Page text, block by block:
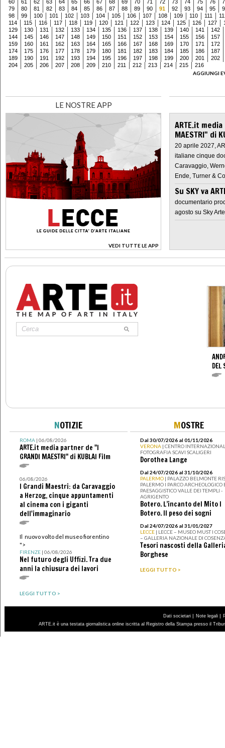
60 61 62 63 64 65 66 67 68 69 70 71 72 73 74 75 76
79
80 81 82 83 84 85 86 87 88 89 90 91 92 93 94 95
98
99 100 101 102 103 104 105 106 107 108 109 110 111
114
115 116 117 118 119 120 121 122 123 124 125 126 127
129
130 131 132 133 134 135 136 137 138 139 140 141
142
144
145 146 147 148 149 150 151 152 153 154 155 156
157
159
160 161 162 163 164 165 166 167 168 169 170 171
172
174
175 176 177 178 179 180 181 182 183 184 185 186
187
189
190 191 192 193 194 195 196 197 198 199 200 201
202
204
205 206 207 208 209 210 211 212 213 214 215
216
AGGIUNGI
LE NOSTRE APP
VEDI TUTTE LE APP
>
ARTE.it
MAESTRI" di
20 aprile 2027,
italiane cinque
Caravaggio,
Ende, Turner &
Su SKY va
documentario
agosto su Sky Arte
DEL
NOTIZIE
ROMA| 06/08/2026
ARTE.it media partner de "I
GRANDI MAESTRI" di KUBLAI Film
06/08/2026
I Grandi Maestri: da Caravaggio
a Herzog, cinque appuntamenti
al cinema con i giganti
dell'immaginario
Il nuovo volto del museo fiorentino
">
FIRENZE| 06/08/2026
Nel futuro degli Uffizi. Tra due
anni la chiusura dei lavori
LEGGI TUTTO >
MOSTRE
Dal 30/07/2026 al 01/11/2026
VERONA | CENTRO
FOTOGRAFIA SCAVI SCALIGERI
Dorothea Lange
Dal 24/07/2026 al 31/10/2026
PALERMO | PALAZZO BELMONTE
PALERMO I PARCO ARCHEOLOGICO
PAESAGGISTICO VALLE DEI TEMPLI -
AGRIGENTO
Botero. L’incanto del Mito I
Botero. Il peso dei sogni
Dal 24/07/2026 al 31/01/2027
LECCE | LECCE – MUSEO MUST I
– GALLERIA NAZIONALE DI
Tesori nascosti della
Borghese
LEGGI TUTTO >
Dati societari | Note legali |
ARTE.it è una testata giornalistica online iscritta al Registro della Stampa presso il